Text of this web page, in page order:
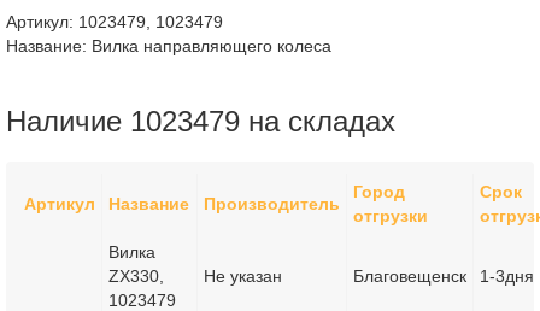
Артикул: 1023479, 1023479
Название: Вилка направляющего колеса
Наличие 1023479 на складах
Артикул Название Производитель
Город
отгрузки
Срок
Вилка
ZX330,
1023479
Не указан Благовещенск 1-3дня